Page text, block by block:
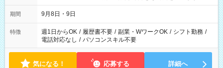
時間は変更となる可能性があります
期間 9月8日・9日
特徴 週1日からOK / 履歴書不要 / 副業・WワークOK / シフト勤務 /
電話対応なし / パソコンスキル不要
気になる！ 応募する 詳細へ